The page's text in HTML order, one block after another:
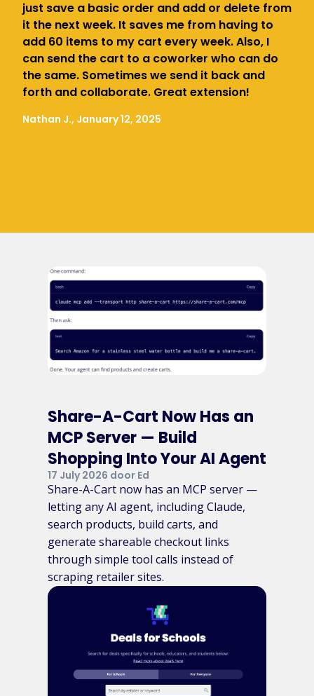
just save a basic order and add or delete from
it the next week. It saves me from having to
add 60 items to my cart every week. Also, I
can send the cart to a coworker who can do
the same. Sometimes we send it back and
forth and collaborate. Great extension!
Nathan J., January 12, 2025
Share-A-Cart Now Has an
MCP Server — Build
Shopping Into Your AI Agent
17 July 2026 door Ed
Share-A-Cart now has an MCP server —
letting any AI agent, including Claude,
search products, build carts, and
generate shareable checkout links
through simple tool calls instead of
scraping retailer sites.